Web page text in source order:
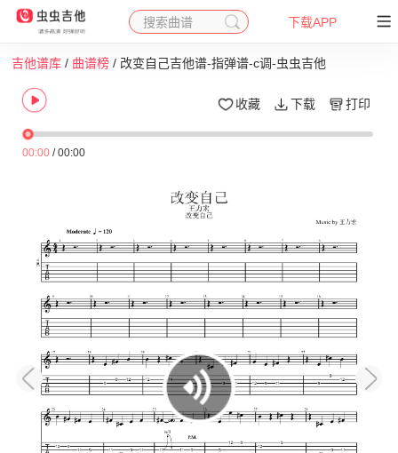
搜索曲谱 下载APP
吉他谱库 / 曲谱榜 / 改变自己吉他谱-指弹谱-c调-虫虫吉他
收藏 下载 打印
00:00 /00:00